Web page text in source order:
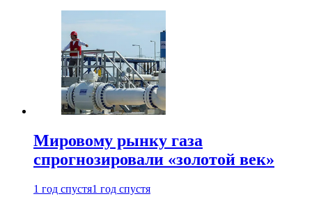
Мировому рынку газа
спрогнозировали «золотой век»
1 год спустя1 год спустя